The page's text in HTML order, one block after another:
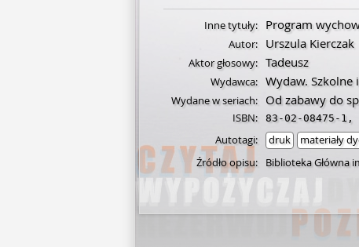
Inne tytuły: Program
Autor: Urszula Kierczak
Aktor głosowy: Tadeusz
Wydawca: Wydaw. Szkolne
Wydane w seriach: Od zabawy do
ISBN: 83-02-08475-1 ,
Autotagi: druk materiały
Źródło opisu:
Biblioteka Główna